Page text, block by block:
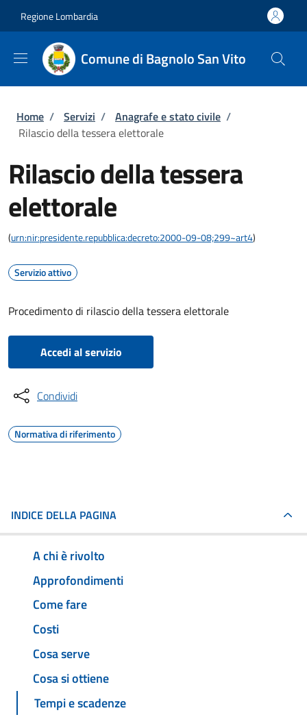
Regione Lombardia
Comune di Bagnolo San Vito
Briciole di pane
Home / Servizi / Anagrafe e stato civile /
Rilascio della tessera elettorale
Rilascio della tessera
elettorale
(urn:nir:presidente.repubblica:decreto:2000-09-08;299~art4)
Servizio attivo
Procedimento di rilascio della tessera elettorale
Accedi al servizio
Condividi
Normativa di riferimento
INDICE DELLA PAGINA
A chi è rivolto
Approfondimenti
Come fare
Costi
Cosa serve
Cosa si ottiene
Tempi e scadenze